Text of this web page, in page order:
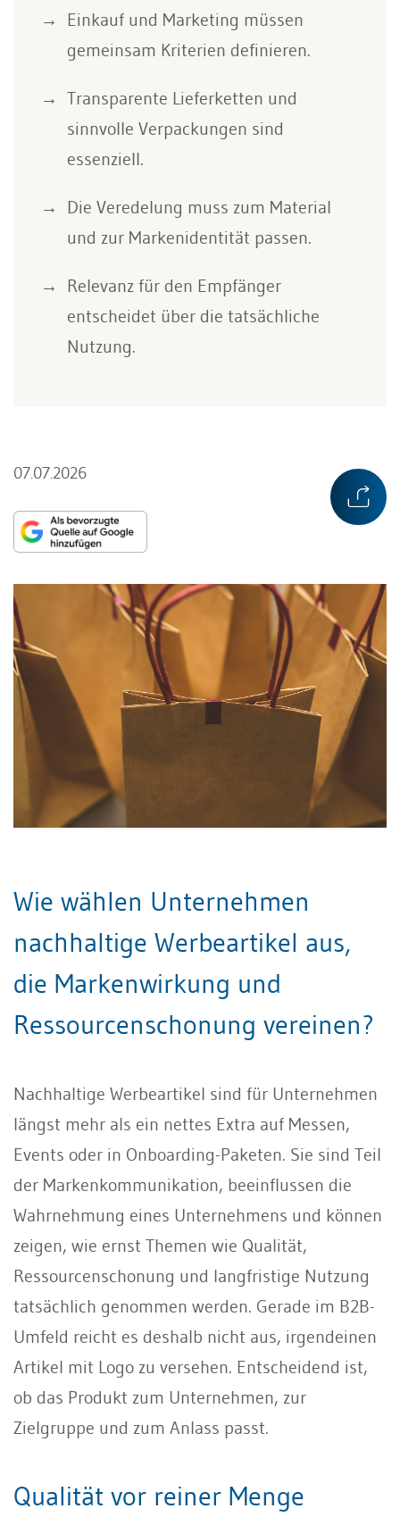
Einkauf und Marketing müssen
gemeinsam Kriterien definieren.
Transparente Lieferketten und
sinnvolle Verpackungen sind
essenziell.
Die Veredelung muss zum Material
und zur Markenidentität passen.
Relevanz für den Empfänger
entscheidet über die tatsächliche
Nutzung.
07.07.2026
Wie wählen Unternehmen
nachhaltige Werbeartikel aus,
die Markenwirkung und
Ressourcenschonung vereinen?
Nachhaltige Werbeartikel sind für Unternehmen
längst mehr als ein nettes Extra auf Messen,
Events oder in Onboarding-Paketen. Sie sind Teil
der Markenkommunikation, beeinflussen die
Wahrnehmung eines Unternehmens und können
zeigen, wie ernst Themen wie Qualität,
Ressourcenschonung und langfristige Nutzung
tatsächlich genommen werden. Gerade im B2B-
Umfeld reicht es deshalb nicht aus, irgendeinen
Artikel mit Logo zu versehen. Entscheidend ist,
ob das Produkt zum Unternehmen, zur
Zielgruppe und zum Anlass passt.
Qualität vor reiner Menge